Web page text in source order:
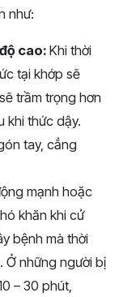
như:
cao: Khi thời
tại khớp sẽ
trầm trọng hơn
khi thức dậy.
tay, cẳng
mạnh hoặc
khăn khi cử
bệnh mà thời
Ở những người bị
– 30 phút,